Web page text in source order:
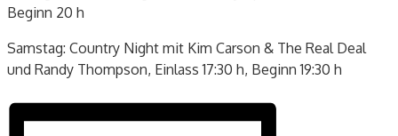
Beginn 20 h
Samstag: Country Night mit Kim Carson & The Real Deal
und Randy Thompson, Einlass 17:30 h, Beginn 19:30 h